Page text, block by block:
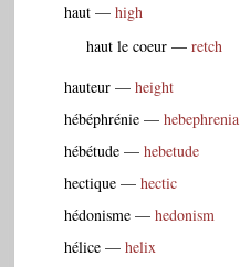
haut — high
haut le coeur — retch
hauteur — height
hébéphrénie — hebephrenia
hébétude — hebetude
hectique — hectic
hédonisme — hedonism
hélice — helix